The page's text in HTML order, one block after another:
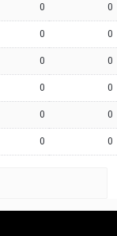
0 0
0 0
0 0
0 0
0 0
0 0